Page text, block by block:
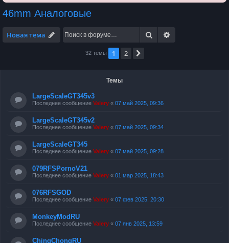
46mm Аналоговые
Новая тема Поиск
32 темы 1 2
Темы
LargeScaleGT345v3
Последнее сообщение Valery « 07 май 2025, 09:36
LargeScaleGT345v2
Последнее сообщение Valery « 07 май 2025, 09:34
LargeScaleGT345
Последнее сообщение Valery « 07 май 2025, 09:28
079RFSPornoV21
Последнее сообщение Valery « 01 мар 2025, 18:43
076RFSGOD
Последнее сообщение Valery « 07 фев 2025, 20:30
MonkeyModRU
Последнее сообщение Valery « 07 янв 2025, 13:59
ChingChongRU